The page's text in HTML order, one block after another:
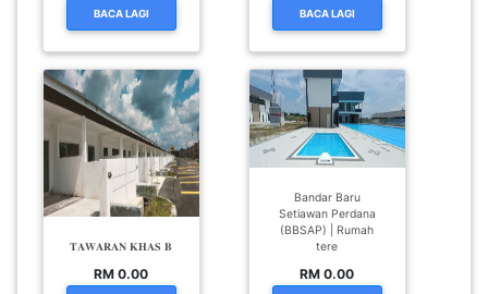
BACA LAGI BACA LAGI
𝐓𝐀𝐖𝐀𝐑𝐀𝐍 𝐊𝐇𝐀𝐒 𝐁
RM 0.00
Bandar Baru
Setiawan Perdana
(BBSAP) | Rumah
tere
RM 0.00